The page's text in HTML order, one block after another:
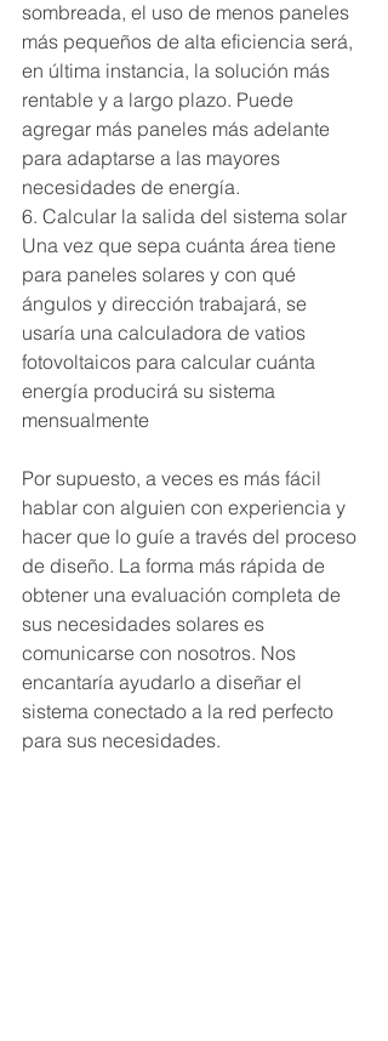
sombreada, el uso de menos paneles
más pequeños de alta eficiencia será,
en última instancia, la solución más
rentable y a largo plazo. Puede
agregar más paneles más adelante
para adaptarse a las mayores
necesidades de energía.
6. Calcular la salida del sistema solar
Una vez que sepa cuánta área tiene
para paneles solares y con qué
ángulos y dirección trabajará, se
usaría una calculadora de vatios
fotovoltaicos para calcular cuánta
energía producirá su sistema
mensualmente
Por supuesto, a veces es más fácil
hablar con alguien con experiencia y
hacer que lo guíe a través del proceso
de diseño. La forma más rápida de
obtener una evaluación completa de
sus necesidades solares es
comunicarse con nosotros. Nos
encantaría ayudarlo a diseñar el
sistema conectado a la red perfecto
para sus necesidades.